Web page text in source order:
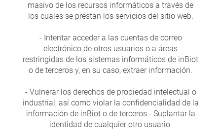
masivo de los recursos informáticos a través de
los cuales se prestan los servicios del sitio web.
- Intentar acceder a las cuentas de correo
electrónico de otros usuarios o a áreas
restringidas de los sistemas informáticos de inBiot
o de terceros y, en su caso, extraer información.
- Vulnerar los derechos de propiedad intelectual o
industrial, así como violar la confidencialidad de la
información de inBiot o de terceros.- Suplantar la
identidad de cualquier otro usuario.